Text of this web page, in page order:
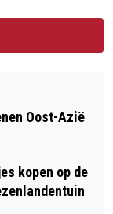
Oost-Azië
kopen op de